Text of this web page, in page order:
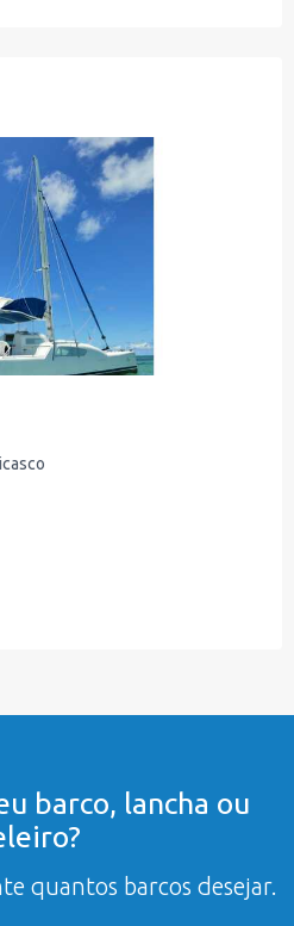
barco, lancha ou
quantos barcos desejar.